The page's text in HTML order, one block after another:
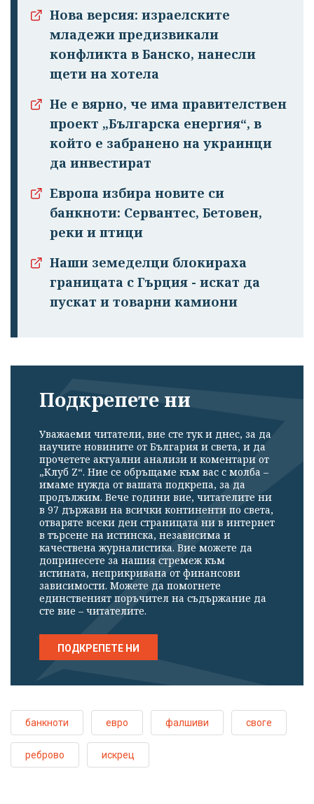
профила си!
Нова версия: израелските
младежи предизвикали
конфликта в Банско, нанесли
щети на хотела
Не е вярно, че има правителствен
проект „Българска енергия“, в
който е забранено на украинци
да инвестират
Европа избира новите си
банкноти: Сервантес, Бетовен,
реки и птици
Наши земеделци блокираха
границата с Гърция - искат да
пускат и товарни камиони
Подкрепете ни
Уважаеми читатели, вие сте тук и днес, за да
научите новините от България и света, и да
прочетете актуални анализи и коментари от
„Клуб Z“. Ние се обръщаме към вас с молба –
имаме нужда от вашата подкрепа, за да
продължим. Вече години вие, читателите ни
в 97 държави на всички континенти по света,
отваряте всеки ден страницата ни в интернет
в търсене на истинска, независима и
качествена журналистика. Вие можете да
допринесете за нашия стремеж към
истината, неприкривана от финансови
зависимости. Можете да помогнете
единственият поръчител на съдържание да
сте вие – читателите.
ПОДКРЕПЕТЕ НИ
банкноти евро фалшиви своге
реброво искрец